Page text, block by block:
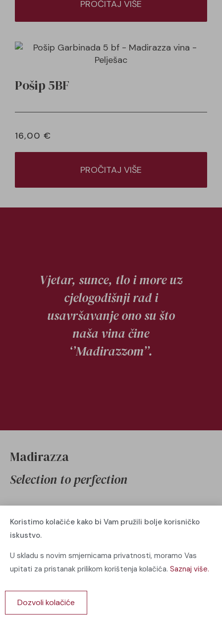
PROČITAJ VIŠE
Pošip 5BF
16,00 €
PROČITAJ VIŠE
Vjetar, sunce, tlo i more uz
cjelogodišnji rad i
usavršavanje ono su što
naša vina čine
‘’Madirazzom’’.
Madirazza
Selection to perfection
Pronađi
Naslovna
Webshop
Kolekcije
Kontakt
Posjeti
Hrvatska
madirazza@gmail.com
Koristimo kolačiće kako bi Vam pružili bolje korisničko
iskustvo.
U skladu s novim smjernicama privatnosti, moramo Vas
upitati za pristanak prilikom korištenja kolačića. Saznaj više.
Dozvoli kolačiće